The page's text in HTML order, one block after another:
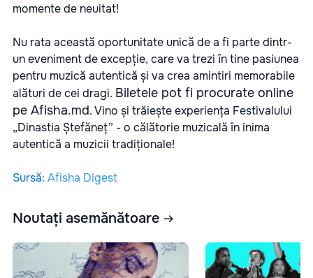
momente de neuitat!
Nu rata această oportunitate unică de a fi parte dintr-
un eveniment de excepție, care va trezi în tine pasiunea
pentru muzică autentică și va crea amintiri memorabile
alături de cei dragi. Biletele pot fi procurate online
pe Afisha.md. Vino și trăiește experiența Festivalului
„Dinastia Ștefăneț” - o călătorie muzicală în inima
autentică a muzicii tradiționale!
Sursă: Afisha Digest
Noutați asemănătoare